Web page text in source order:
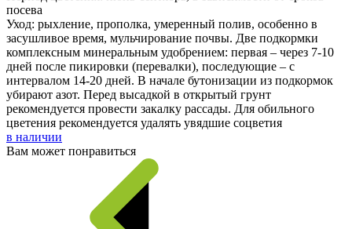
посева
Уход: рыхление, прополка, умеренный полив, особенно в
засушливое время, мульчирование почвы. Две подкормки
комплексным минеральным удобрением: первая – через 7-10
дней после пикировки (перевалки), последующие – с
интервалом 14-20 дней. В начале бутонизации из подкормок
убирают азот. Перед высадкой в открытый грунт
рекомендуется провести закалку рассады. Для обильного
цветения рекомендуется удалять увядшие соцветия
в наличии
Вам может понравиться